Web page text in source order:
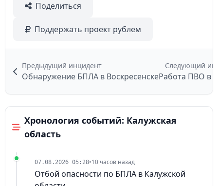
Поделиться
Поддержать проект рублем
Предыдущий инцидент
Обнаружение БПЛА в Воскресенске
Следующий
Работа ПВО в
Хронология событий: Калужская
область
07.08.2026 05:28•10 часов назад
Отбой опасности по БПЛА в Калужской